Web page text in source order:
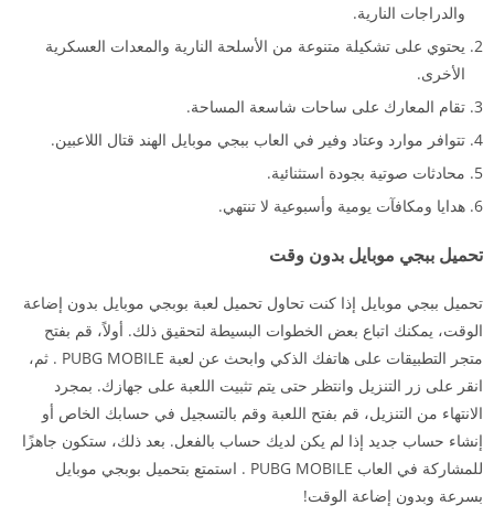
والدراجات النارية.
يحتوي على تشكيلة متنوعة من الأسلحة النارية والمعدات العسكرية
الأخرى.
تقام المعارك على ساحات شاسعة المساحة.
تتوافر موارد وعتاد وفير في العاب ببجي موبايل الهند قتال اللاعبين.
محادثات صوتية بجودة استثنائية.
هدايا ومكافآت يومية وأسبوعية لا تنتهي.
تحميل ببجي موبايل بدون وقت
تحميل ببجي موبايل إذا كنت تحاول تحميل لعبة بوبجي موبايل بدون إضاعة
الوقت، يمكنك اتباع بعض الخطوات البسيطة لتحقيق ذلك. أولاً، قم بفتح
متجر التطبيقات على هاتفك الذكي وابحث عن لعبة PUBG MOBILE . ثم،
انقر على زر التنزيل وانتظر حتى يتم تثبيت اللعبة على جهازك. بمجرد
الانتهاء من التنزيل، قم بفتح اللعبة وقم بالتسجيل في حسابك الخاص أو
إنشاء حساب جديد إذا لم يكن لديك حساب بالفعل. بعد ذلك، ستكون جاهزًا
للمشاركة في العاب PUBG MOBILE . استمتع بتحميل بوبجي موبايل
بسرعة وبدون إضاعة الوقت!